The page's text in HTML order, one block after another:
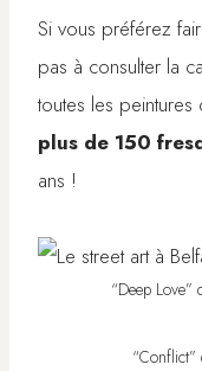
Si vous préférez
pas à consulter la
toutes les
plus de 150
ans !
“Deep
“Conflict”